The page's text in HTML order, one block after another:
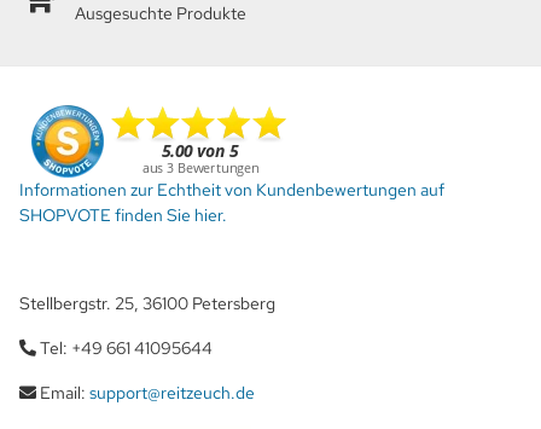
Ausgesuchte Produkte
Informationen zur Echtheit von Kundenbewertungen auf
SHOPVOTE finden Sie hier.
Stellbergstr. 25, 36100 Petersberg
Tel: +49 661 41095644
Email: support@reitzeuch.de